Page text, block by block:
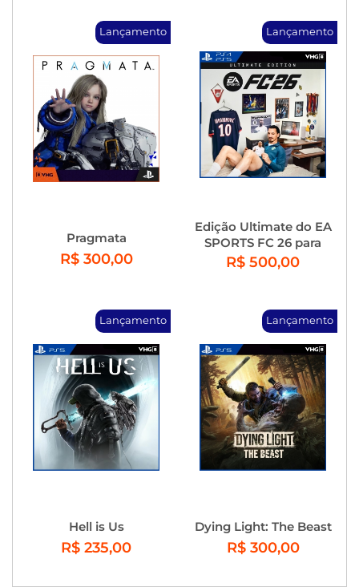
Lançamento
Pragmata
R$ 300,00
Lançamento
Edição Ultimate do EA
SPORTS FC 26 para
Playstation 4 e
Playstation 5
R$ 500,00
Lançamento
Hell is Us
R$ 235,00
Lançamento
Dying Light: The Beast
R$ 300,00